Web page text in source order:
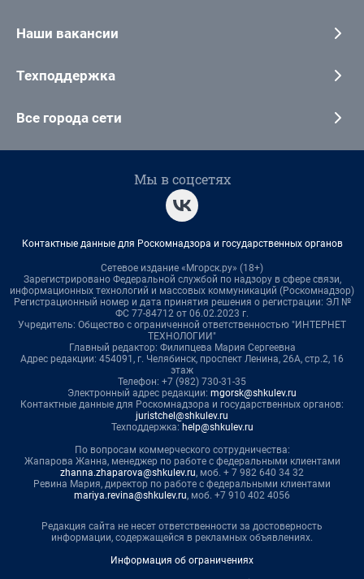
Наши вакансии
Техподдержка
Все города сети
Мы в соцсетях
Контактные данные для Роскомнадзора и государственных органов
Сетевое издание «Мгорск.ру» (18+)
Зарегистрировано Федеральной службой по надзору в сфере связи,
информационных технологий и массовых коммуникаций (Роскомнадзор)
Регистрационный номер и дата принятия решения о регистрации: ЭЛ №
ФС 77-84712 от 06.02.2023 г.
Учредитель: Общество с ограниченной ответственностью "ИНТЕРНЕТ
ТЕХНОЛОГИИ"
Главный редактор: Филипцева Мария Сергеевна
Адрес редакции: 454091, г. Челябинск, проспект Ленина, 26А, стр.2, 16
этаж
Телефон: +7 (982) 730-31-35
Электронный адрес редакции: mgorsk@shkulev.ru
Контактные данные для Роскомнадзора и государственных органов:
juristchel@shkulev.ru
Техподдержка: help@shkulev.ru
По вопросам коммерческого сотрудничества:
Жапарова Жанна, менеджер по работе с федеральными клиентами
zhanna.zhaparova@shkulev.ru, моб. + 7 982 640 34 32
Ревина Мария, директор по работе с федеральными клиентами
mariya.revina@shkulev.ru, моб. +7 910 402 4056
Редакция сайта не несет ответственности за достоверность
информации, содержащейся в рекламных объявлениях.
Информация об ограничениях